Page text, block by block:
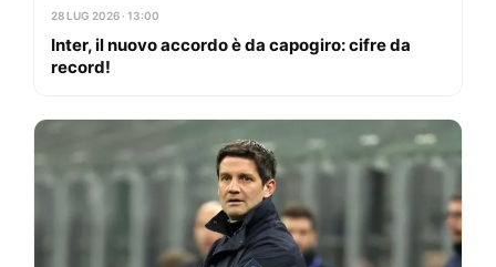
28 LUG 2026 · 13:00
Inter, il nuovo accordo è da capogiro: cifre da
record!